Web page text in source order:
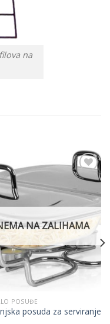
na
Add to
Wishlist
NA ZALIHAMA
POSUĐE
posuda za serviranje